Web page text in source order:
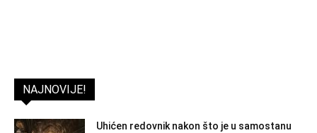
NAJNOVIJE!
Uhićen redovnik nakon što je u samostanu